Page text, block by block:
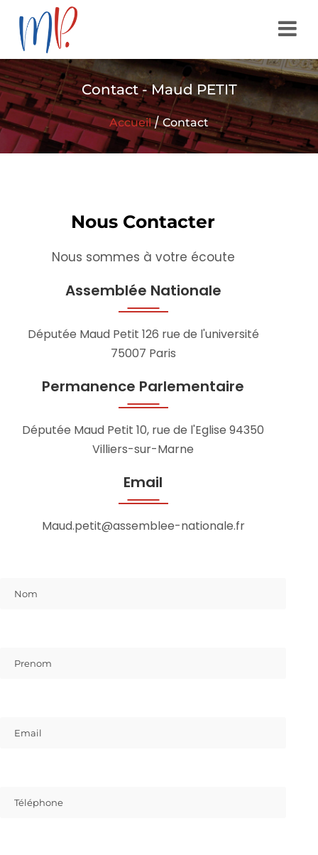
Contact - Maud PETIT
Accueil/Contact
Nous Contacter
Nous sommes à votre écoute
Assemblée Nationale
Députée Maud Petit 126 rue de l'université
75007 Paris
Permanence Parlementaire
Députée Maud Petit10, rue de l'Eglise94350
Villiers-sur-Marne
Email
Maud.petit@assemblee-nationale.fr